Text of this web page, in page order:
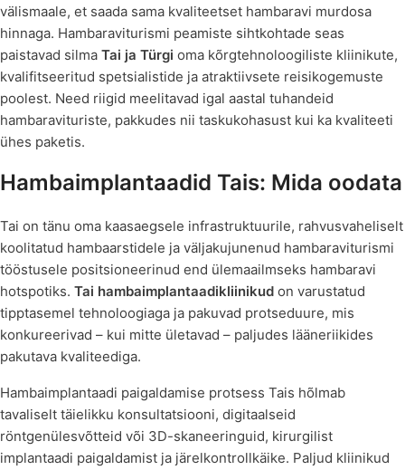
välismaale, et saada sama kvaliteetset hambaravi murdosa
hinnaga. Hambaraviturismi peamiste sihtkohtade seas
paistavad silma Tai ja Türgi oma kõrgtehnoloogiliste kliinikute,
kvalifitseeritud spetsialistide ja atraktiivsete reisikogemuste
poolest. Need riigid meelitavad igal aastal tuhandeid
hambaravituriste, pakkudes nii taskukohasust kui ka kvaliteeti
ühes paketis.
Hambaimplantaadid Tais: Mida oodata
Tai on tänu oma kaasaegsele infrastruktuurile, rahvusvaheliselt
koolitatud hambaarstidele ja väljakujunenud hambaraviturismi
tööstusele positsioneerinud end ülemaailmseks hambaravi
hotspotiks. Tai hambaimplantaadikliinikud on varustatud
tipptasemel tehnoloogiaga ja pakuvad protseduure, mis
konkureerivad – kui mitte ületavad – paljudes lääneriikides
pakutava kvaliteediga.
Hambaimplantaadi paigaldamise protsess Tais hõlmab
tavaliselt täielikku konsultatsiooni, digitaalseid
röntgenülesvõtteid või 3D-skaneeringuid, kirurgilist
implantaadi paigaldamist ja järelkontrollkäike. Paljud kliinikud